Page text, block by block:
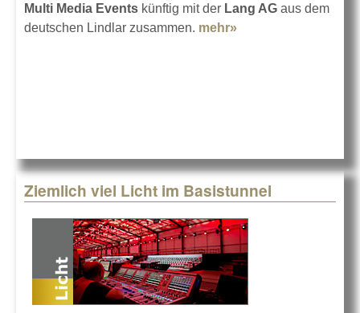
Multi Media Events künftig mit der Lang AG aus dem
deutschen Lindlar zusammen. mehr»
Ziemlich viel Licht im Basistunnel